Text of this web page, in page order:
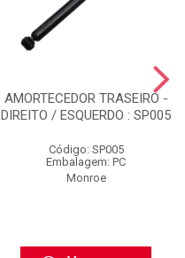
AMORTECEDOR TRASEIRO -
DIREITO / ESQUERDO : SP005
Código: SP005
Embalagem: PC
Monroe